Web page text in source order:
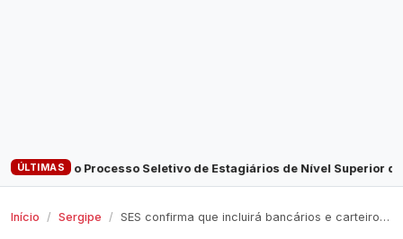
ÚLTIMASde Nível Superior do MPSE terminam nesta quarta-feira, 5
Início Sergipe SES confirma que incluirá bancários e carteiros no plano de vacinação